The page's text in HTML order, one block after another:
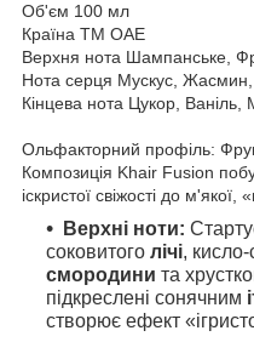
Об'єм 100 мл
Країна ТМ ОАЕ
Верхня нота Шампанське,
Нота серця Мускус,
Кінцева нота Цукор, Ваніль,
Ольфакторний профіль:
Композиція Khair Fusion
іскристої свіжості до м'якої,
Верхні ноти:
соковитого лічі, кисло-
смородини та
підкреслені сонячним
створює ефект